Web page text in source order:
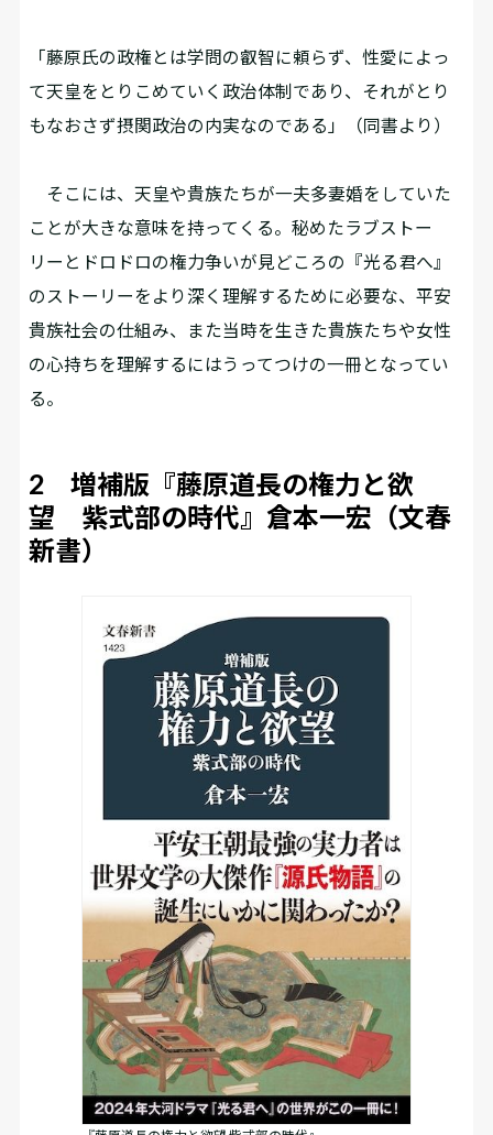
「藤原氏の政権とは学問の叡智に頼らず、性愛によっ
て天皇をとりこめていく政治体制であり、それがとり
もなおさず摂関政治の内実なのである」（同書より）
そこには、天皇や貴族たちが一夫多妻婚をしていた
ことが大きな意味を持ってくる。秘めたラブストー
リーとドロドロの権力争いが見どころの『光る君へ』
のストーリーをより深く理解するために必要な、平安
貴族社会の仕組み、また当時を生きた貴族たちや女性
の心持ちを理解するにはうってつけの一冊となってい
る。
2 増補版『藤原道長の権力と欲
望 紫式部の時代』倉本一宏（文春
新書）